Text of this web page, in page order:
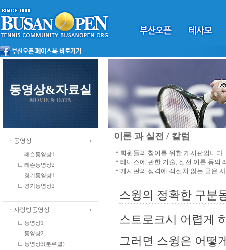
동영상&자료실
MOVIE & DATA
ㆍ동영상
레슨동영상1
레슨동영상2
경기동영상1
경기동영상2
ㆍ사랑방동영상
동영상1
동영상2
동영상3(분류별)
이론 과 실전 / 칼럼
＊회원들의 참여를 위한 게시판입니다
＊테니스에 관한 기술, 실전 이론 등의
＊게시판의 성격에 적절치 않는 글은
스윙의 정확한 구분
스트로크시 어렵게
그러면 스윙은 어떻